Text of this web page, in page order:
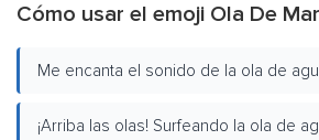
Cómo usar el emoji Ola De Mar
Me encanta el sonido de la ola de
¡Arriba las olas! Surfeando la ola de